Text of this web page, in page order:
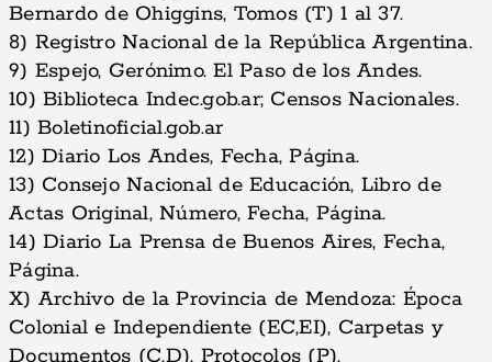
Bernardo de Ohiggins, Tomos (T) 1 al 37.
8) Registro Nacional de la República Argentina.
9) Espejo, Gerónimo. El Paso de los Andes.
10) Biblioteca Indec.gob.ar; Censos Nacionales.
11) Boletinoficial.gob.ar
12) Diario Los Andes, Fecha, Página.
13) Consejo Nacional de Educación, Libro de
Actas Original, Número, Fecha, Página.
14) Diario La Prensa de Buenos Aires, Fecha,
Página.
X) Archivo de la Provincia de Mendoza: Época
Colonial e Independiente (EC,EI), Carpetas y
Documentos (C,D), Protocolos (P).